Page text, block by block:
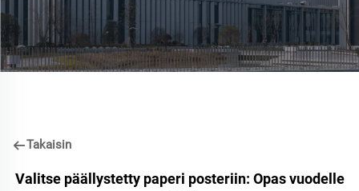
Takaisin
Valitse päällystetty paperi posteriin: Opas vuodelle